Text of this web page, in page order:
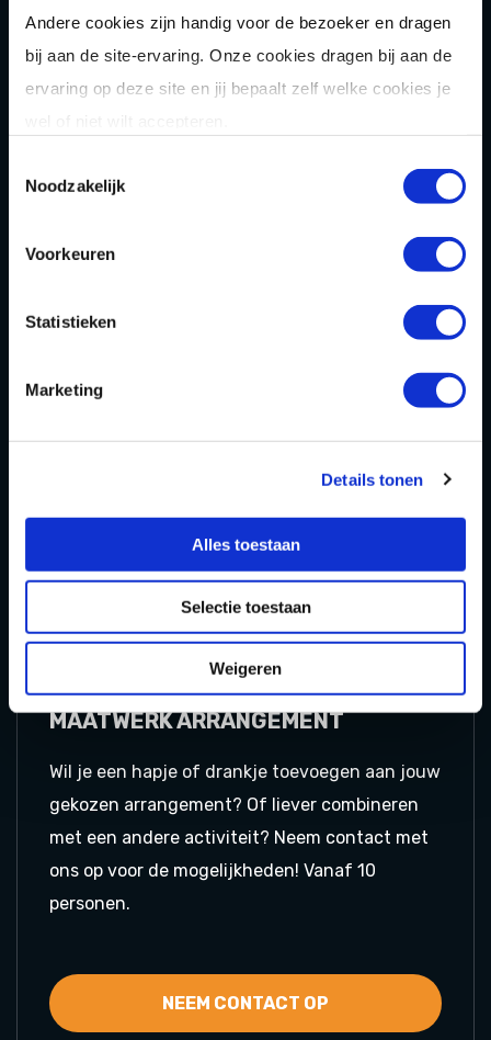
Andere cookies zijn handig voor de bezoeker en dragen
bij aan de site-ervaring. Onze cookies dragen bij aan de
ervaring op deze site en jij bepaalt zelf welke cookies je
Noodzakelijk
Voorkeuren
Statistieken
Marketing
Details tonen
Alles toestaan
Selectie toestaan
Weigeren
NEEM CONTACT OP
TICKETS
FEESTDAGARRANGEMENT
Eén uur hyperbowlen + een borrelplank om te
17,50
NEEM CONTACT MET ONS OP VOOR MEER
INFORMATIE
MAATWERK ARRANGEMENT
Wil je een hapje of drankje toevoegen aan jouw
gekozen arrangement? Of liever combineren
met een andere activiteit? Neem contact met
ons op voor de mogelijkheden! Vanaf 10
personen.
NEEM CONTACT OP